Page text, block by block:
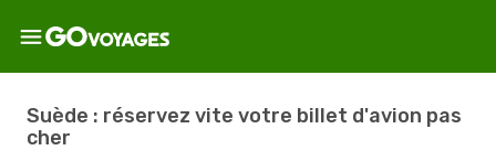
Suède : réservez vite votre billet d'avion pas
cher